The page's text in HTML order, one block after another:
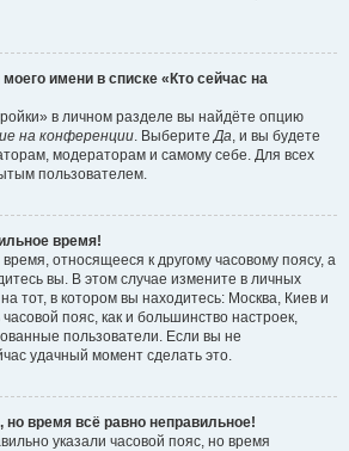
имени в списке «Кто сейчас на
в личном разделе вы найдёте опцию
на конференции. ВыберитеДа, и вы будете
модераторам и самому себе. Для всех
пользователем.
время!
относящееся к другому часовому поясу, а
вы. В этом случае измените в личных
тот, в котором вы находитесь: Москва, Киев и
пояс, как и большинство настроек,
пользователи. Если вы не
удачный момент сделать это.
время всё равно неправильное!
указали часовой пояс, но время